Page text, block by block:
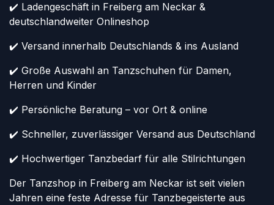
✔️ Ladengeschäft in Freiberg am Neckar &
deutschlandweiter Onlineshop
✔️ Versand innerhalb Deutschlands & ins Ausland
✔️ Große Auswahl an Tanzschuhen für Damen,
Herren und Kinder
✔️ Persönliche Beratung – vor Ort & online
✔️ Schneller, zuverlässiger Versand aus Deutschland
✔️ Hochwertiger Tanzbedarf für alle Stilrichtungen
Der Tanzshop in Freiberg am Neckar ist seit vielen
Jahren eine feste Adresse für Tanzbegeisterte aus